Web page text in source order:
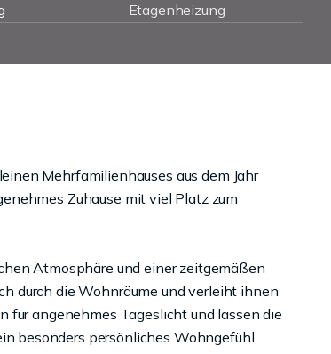
Etagenheizung
Mehrfamilienhauses aus dem Jahr
Zuhause mit viel Platz zum
Atmosphäre und einer zeitgemäßen
durch die Wohnräume und verleiht ihnen
für angenehmes Tageslicht und lassen die
besonders persönliches Wohngefühl